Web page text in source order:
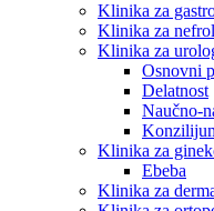
Klinika za
Klinika za
Klinika za
Osnovni
Delatnost
Naučno-
Klinika za
Ebeba
Klinika za